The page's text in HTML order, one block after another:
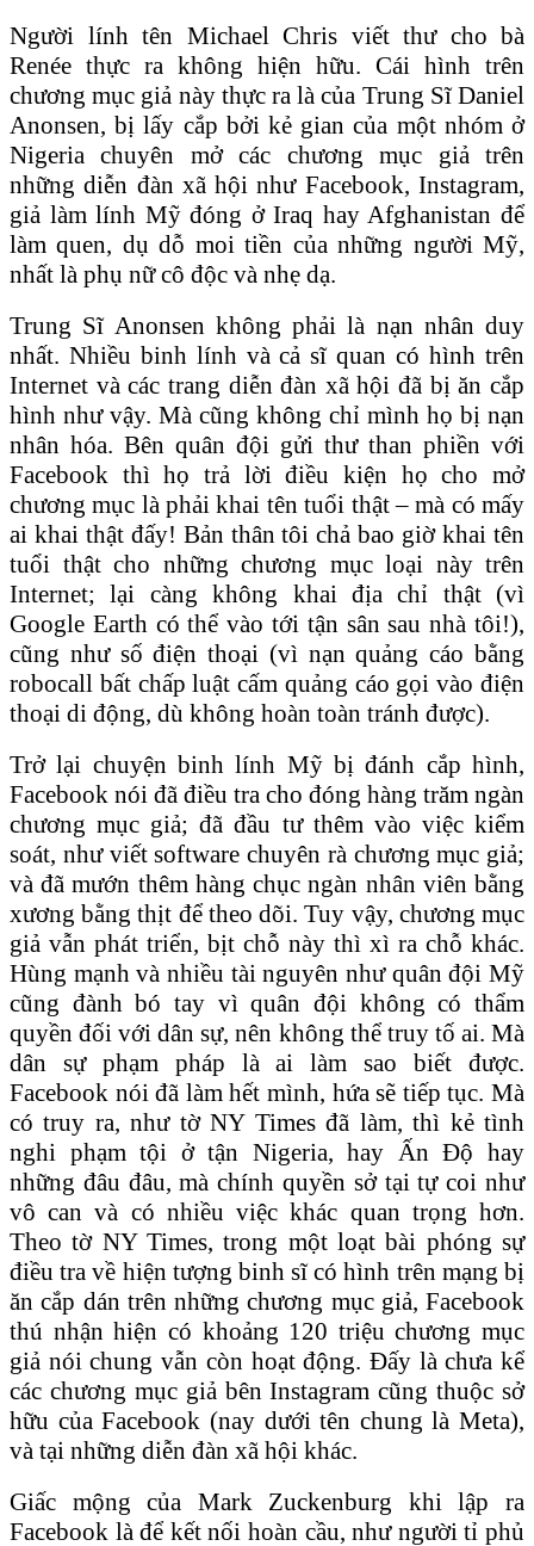
Người lính tên Michael Chris viết thư cho bà
Renée thực ra không hiện hữu. Cái hình trên
chương mục giả này thực ra là của Trung Sĩ Daniel
Anonsen, bị lấy cắp bởi kẻ gian của một nhóm ở
Nigeria chuyên mở các chương mục giả trên
những diễn đàn xã hội như Facebook, Instagram,
giả làm lính Mỹ đóng ở Iraq hay Afghanistan để
làm quen, dụ dỗ moi tiền của những người Mỹ,
nhất là phụ nữ cô độc và nhẹ dạ.
Trung Sĩ Anonsen không phải là nạn nhân duy
nhất. Nhiều binh lính và cả sĩ quan có hình trên
Internet và các trang diễn đàn xã hội đã bị ăn cắp
hình như vậy. Mà cũng không chỉ mình họ bị nạn
nhân hóa. Bên quân đội gửi thư than phiền với
Facebook thì họ trả lời điều kiện họ cho mở
chương mục là phải khai tên tuổi thật – mà có mấy
ai khai thật đấy! Bản thân tôi chả bao giờ khai tên
tuổi thật cho những chương mục loại này trên
Internet; lại càng không khai địa chỉ thật (vì
Google Earth có thể vào tới tận sân sau nhà tôi!),
cũng như số điện thoại (vì nạn quảng cáo bằng
robocall bất chấp luật cấm quảng cáo gọi vào điện
thoại di động, dù không hoàn toàn tránh được).
Trở lại chuyện binh lính Mỹ bị đánh cắp hình,
Facebook nói đã điều tra cho đóng hàng trăm ngàn
chương mục giả; đã đầu tư thêm vào việc kiểm
soát, như viết software chuyên rà chương mục giả;
và đã mướn thêm hàng chục ngàn nhân viên bằng
xương bằng thịt để theo dõi. Tuy vậy, chương mục
giả vẫn phát triển, bịt chỗ này thì xì ra chỗ khác.
Hùng mạnh và nhiều tài nguyên như quân đội Mỹ
cũng đành bó tay vì quân đội không có thẩm
quyền đối với dân sự, nên không thể truy tố ai. Mà
dân sự phạm pháp là ai làm sao biết được.
Facebook nói đã làm hết mình, hứa sẽ tiếp tục. Mà
có truy ra, như tờ NY Times đã làm, thì kẻ tình
nghi phạm tội ở tận Nigeria, hay Ấn Độ hay
những đâu đâu, mà chính quyền sở tại tự coi như
vô can và có nhiều việc khác quan trọng hơn.
Theo tờ NY Times, trong một loạt bài phóng sự
điều tra về hiện tượng binh sĩ có hình trên mạng bị
ăn cắp dán trên những chương mục giả, Facebook
thú nhận hiện có khoảng 120 triệu chương mục
giả nói chung vẫn còn hoạt động. Đấy là chưa kể
các chương mục giả bên Instagram cũng thuộc sở
hữu của Facebook (nay dưới tên chung là Meta),
và tại những diễn đàn xã hội khác.
Giấc mộng của Mark Zuckenburg khi lập ra
Facebook là để kết nối hoàn cầu, như người tỉ phủ